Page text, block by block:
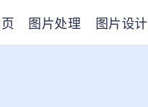
图片处理 图片设计